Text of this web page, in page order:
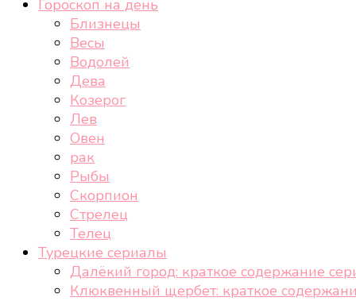
Гороскоп на день
Близнецы
Весы
Водолей
Дева
Козерог
Лев
Овен
рак
Рыбы
Скорпион
Стрелец
Телец
Турецкие сериалы
Далёкий город: краткое содержание
Клюквенный щербет: краткое